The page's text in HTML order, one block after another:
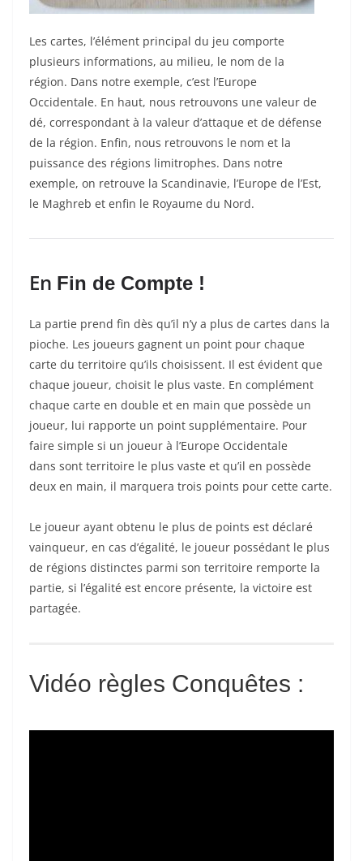
Les cartes, l’élément principal du jeu comporte
plusieurs informations, au milieu, le nom de la
région. Dans notre exemple, c’est l’Europe
Occidentale. En haut, nous retrouvons une valeur de
dé, correspondant à la valeur d’attaque et de défense
de la région. Enfin, nous retrouvons le nom et la
puissance des régions limitrophes. Dans notre
exemple, on retrouve la Scandinavie, l’Europe de l’Est,
le Maghreb et enfin le Royaume du Nord.
En Fin de Compte !
La partie prend fin dès qu’il n’y a plus de cartes dans la
pioche. Les joueurs gagnent un point pour chaque
carte du territoire qu’ils choisissent. Il est évident que
chaque joueur, choisit le plus vaste. En complément
chaque carte en double et en main que possède un
joueur, lui rapporte un point supplémentaire. Pour
faire simple si un joueur à l’Europe Occidentale
dans sont territoire le plus vaste et qu’il en possède
deux en main, il marquera trois points pour cette carte.
Le joueur ayant obtenu le plus de points est déclaré
vainqueur, en cas d’égalité, le joueur possédant le plus
de régions distinctes parmi son territoire remporte la
partie, si l’égalité est encore présente, la victoire est
partagée.
Vidéo règles Conquêtes :